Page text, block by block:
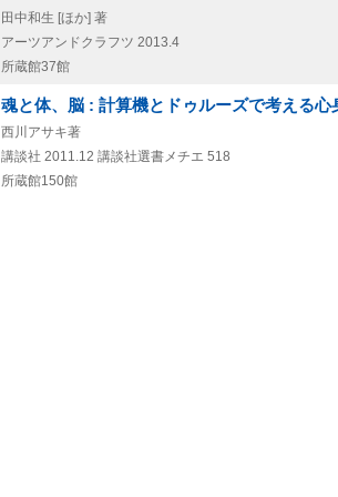
田中和生 [ほか] 著
アーツアンドクラフツ 2013.4
所蔵館37館
魂と体、脳 : 計算機とドゥルーズで考える心
西川アサキ著
講談社 2011.12 講談社選書メチエ 518
所蔵館150館